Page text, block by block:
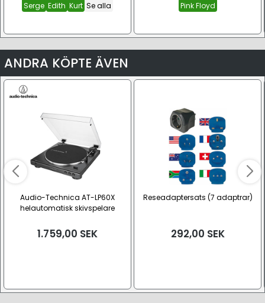
Serge Edith Kurt Se alla Pink Floyd
ANDRA KÖPTE ÄVEN
Audio-Technica AT-LP60X
helautomatisk skivspelare
1.759,00 SEK
Reseadaptersats (7 adaptrar)
292,00 SEK